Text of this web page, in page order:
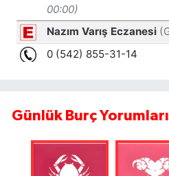
Günlük Burç Yorumları